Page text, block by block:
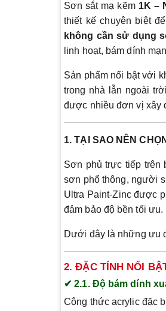
Sơn sắt mạ kẽm 1K –
thiết kế chuyên biệt
không cần sử dụng
linh hoạt, bám dính
Sản phẩm nổi bật với
trong nhà lẫn ngoài
được nhiều đơn vị xây
1. TẠI SAO NÊN
Sơn phủ trực tiếp trên
sơn phổ thông, người
Ultra Paint-Zinc được
đảm bảo độ bền tối ưu.
Dưới đây là những ưu
2. ĐẶC TÍNH NỔI
✔ 2.1. Độ bám dính
Công thức acrylic đặc